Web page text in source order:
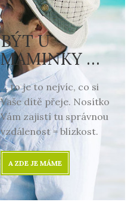
BÝT U
MAMINKY …
… to je to nejvíc, co si
Vaše dítě přeje. Nosítko
Vám zajistí tu správnou
vzdálenost = blízkost.
A ZDE JE MÁME